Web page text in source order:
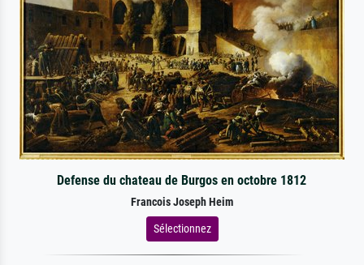
Defense du chateau de Burgos en octobre 1812
Francois Joseph Heim
Sélectionnez